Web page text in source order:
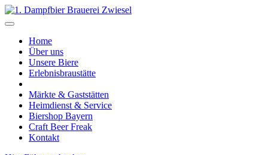
Home
Über uns
Unsere Biere
Erlebnisbraustätte
Märkte & Gaststätten
Heimdienst & Service
Biershop Bayern
Craft Beer Freak
Kontakt